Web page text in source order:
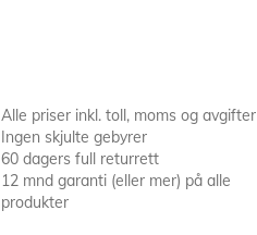
Alle priser inkl. toll, moms og avgifter
Ingen skjulte gebyrer
60 dagers full returrett
12 mnd garanti (eller mer) på alle
produkter